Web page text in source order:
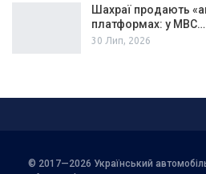
Шахраї продають
платформах: у МВС…
30 Лип, 2026
© 2017—2026 Український